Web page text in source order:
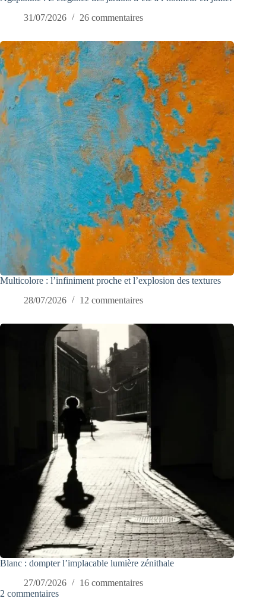
31/07/2026
26 commentaires
Multicolore : l’infiniment proche et l’explosion des textures
28/07/2026
12 commentaires
Blanc : dompter l’implacable lumière zénithale
27/07/2026
16 commentaires
2 commentaires